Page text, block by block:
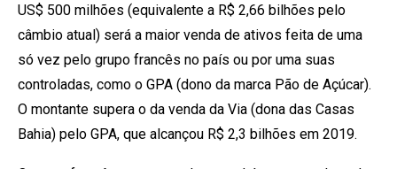
US$ 500 milhões (equivalente a R$ 2,66 bilhões pelo
câmbio atual) será a maior venda de ativos feita de uma
só vez pelo grupo francês no país ou por uma suas
controladas, como o GPA (dono da marca Pão de Açúcar).
O montante supera o da venda da Via (dona das Casas
Bahia) pelo GPA, que alcançou R$ 2,3 bilhões em 2019.